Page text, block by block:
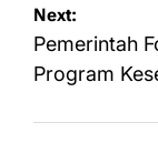
Next:
Pemerintah
Program